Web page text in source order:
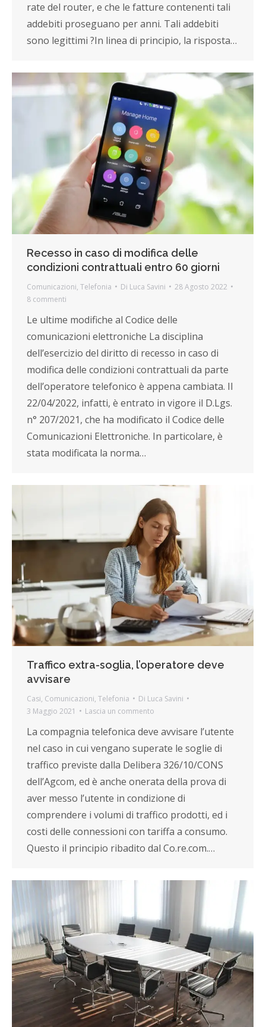
rate del router, e che le fatture contenenti tali
addebiti proseguano per anni. Tali addebiti
sono legittimi ?In linea di principio, la risposta…
Recesso in caso di modifica delle
condizioni contrattuali entro 60 giorni
Comunicazioni, Telefonia Di Luca Savini
28 Agosto 2022
8 commenti
Le ultime modifiche al Codice delle
comunicazioni elettroniche La disciplina
dell’esercizio del diritto di recesso in caso di
modifica delle condizioni contrattuali da parte
dell’operatore telefonico è appena cambiata. Il
22/04/2022, infatti, è entrato in vigore il D.Lgs.
n° 207/2021, che ha modificato il Codice delle
Comunicazioni Elettroniche. In particolare, è
stata modificata la norma…
Traffico extra-soglia, l’operatore deve
avvisare
Casi, Comunicazioni, Telefonia Di Luca Savini
3 Maggio 2021
Lascia un commento
La compagnia telefonica deve avvisare l’utente
nel caso in cui vengano superate le soglie di
traffico previste dalla Delibera 326/10/CONS
dell’Agcom, ed è anche onerata della prova di
aver messo l’utente in condizione di
comprendere i volumi di traffico prodotti, ed i
costi delle connessioni con tariffa a consumo.
Questo il principio ribadito dal Co.re.com.…